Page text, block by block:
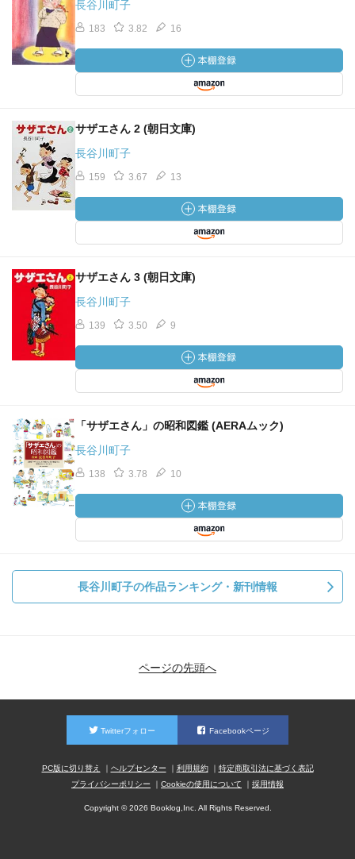
長谷川町子
183 3.82 16
サザエさん 2 (朝日文庫)
長谷川町子
159 3.67 13
サザエさん 3 (朝日文庫)
長谷川町子
139 3.50 9
「サザエさん」の昭和図鑑 (AERAムック)
長谷川町子
138 3.78 10
長谷川町子の作品ランキング・新刊情報
ページの先頭へ
Twitterフォロー Facebookページ
PC版に切り替え ヘルプセンター 利用規約
特定商取引法に基づく表記
プライバシーポリシー
Cookieの使用について 採用情報
Copyright © 2026 Booklog,Inc. All Rights Reserved.